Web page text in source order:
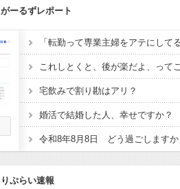
がーるずレポート
これしとくと、後が楽だよ、って
宅飲みで割り勘はアリ？
婚活で結婚した人、幸せですか？
令和8年8月8日 どう過ごしますか
りぷらい速報